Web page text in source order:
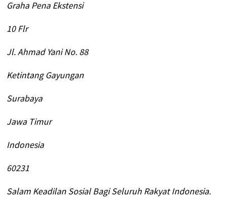
Graha Pena Ekstensi
10 Flr
Jl. Ahmad Yani No. 88
Ketintang Gayungan
Surabaya
Jawa Timur
Indonesia
60231
Salam Keadilan Sosial Bagi Seluruh Rakyat Indonesia.